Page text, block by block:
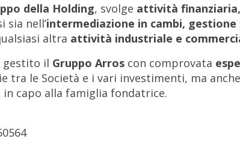
della Holding, svolge attività
sia nell’intermediazione in cambi,
altra attività industriale e
gestito il Gruppo Arros con comprovata
tra le Società e i vari investimenti, ma
capo alla famiglia fondatrice.